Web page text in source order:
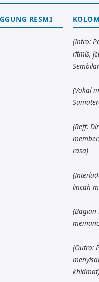
RESMI
(Intro:
ritmis,
(Vokal
(Reff:
rasa)
lincah
(Bagian
(Outro: